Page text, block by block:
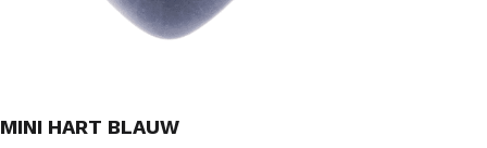
MINI HART BLAUW